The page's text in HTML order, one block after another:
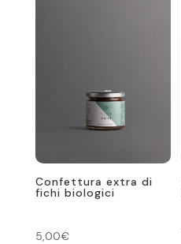
Confettura extra di
fichi biologici
5,00€